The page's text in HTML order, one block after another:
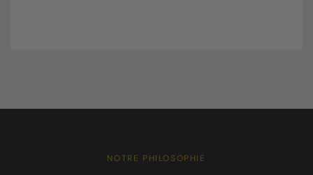
NOTRE PHILOSOPHIE